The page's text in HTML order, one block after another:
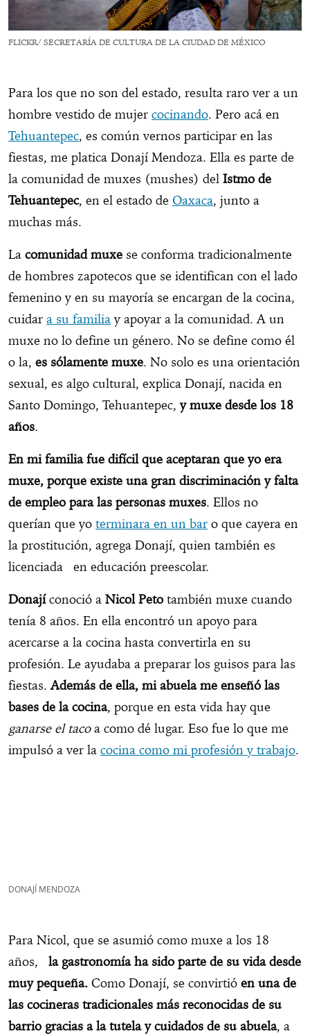
FLICKR/ SECRETARÍA DE CULTURA DE LA CIUDAD DE MÉXICO
Para los que no son del estado, resulta raro ver a un
hombre vestido de mujer cocinando. Pero acá en
Tehuantepec, es común vernos participar en las
fiestas, me platica Donají Mendoza. Ella es parte de
la comunidad de muxes (mushes) del Istmo de
Tehuantepec, en el estado de Oaxaca, junto a
muchas más.
La comunidad muxe se conforma tradicionalmente
de hombres zapotecos que se identifican con el lado
femenino y en su mayoría se encargan de la cocina,
cuidar a su familia y apoyar a la comunidad. A un
muxe no lo define un género. No se define como él
o la, es sólamente muxe. No solo es una orientación
sexual, es algo cultural, explica Donají, nacida en
Santo Domingo, Tehuantepec, y muxe desde los 18
años.
En mi familia fue difícil que aceptaran que yo era
muxe, porque existe una gran discriminación y falta
de empleo para las personas muxes. Ellos no
querían que yo terminara en un bar o que cayera en
la prostitución, agrega Donají, quien también es
licenciada en educación preescolar.
Donajíconoció a Nicol Peto también muxe cuando
tenía 8 años. En ella encontró un apoyo para
acercarse a la cocina hasta convertirla en su
profesión. Le ayudaba a preparar los guisos para las
fiestas.Además de ella, mi abuela me enseñó las
bases de la cocina, porque en esta vida hay que
ganarse el tacoa como dé lugar. Eso fue lo que me
impulsó a ver la cocina como mi profesión y trabajo.
DONAJÍ MENDOZA
Para Nicol, que se asumió como muxe a los 18
años, la gastronomía ha sido parte de su vida desde
muy pequeña. Como Donají, se convirtió en una de
las cocineras tradicionales más reconocidas de su
barrio gracias a la tutela y cuidados de su abuela, a